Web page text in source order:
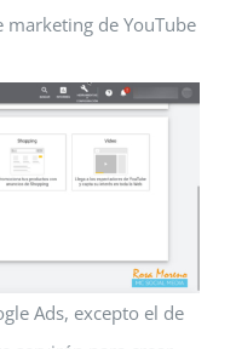
marketing de YouTube
Ads, excepto el de